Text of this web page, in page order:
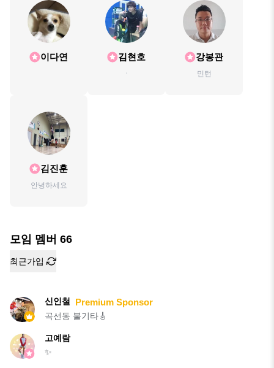
이다연 김현호
ㆍ
강봉관
민턴
김진훈
안녕하세요
모임 멤버 66
최근가입
신인철 Premium Sponsor
곡선동 불기타🎸
고예람
✨